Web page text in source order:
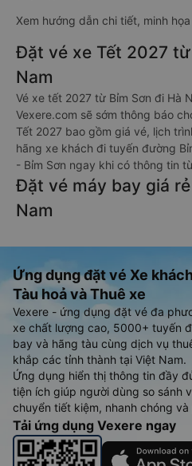
Xem hướng dẫn chi tiết, minh
Đặt vé xe Tết 2027
Nam
Vé xe tết 2027 từ Bỉm Sơn đi Hà
Vexere.com sẽ sớm thông báo
Tết 2027 bao gồm giá vé, lịch
hãng xe khách đi tuyến đường
- Bỉm Sơn ngay khi có thông tin
Đặt vé máy bay giá
Nam
Ứng dụng đặt vé Xe
Tàu hoả và Thuê xe
Vexere - ứng dụng đặt vé đa
xe chất lượng cao, 5000+ tuyến
bay và hãng tàu cùng dịch vụ
khắp các tỉnh thành tại Việt Nam.
Ứng dụng hiển thị thông tin đầy
tiện ích giúp người dùng so sánh
chuyển tiết kiệm, nhanh chóng
Tải ứng dụng Vexere ngay